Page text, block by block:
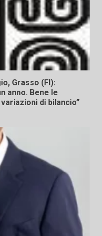
Grasso (FI):
anno. Bene le
di bilancio”